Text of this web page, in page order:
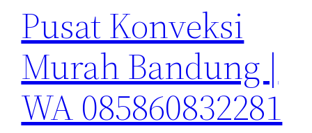
Pusat Konveksi
Murah Bandung |
WA 085860832281